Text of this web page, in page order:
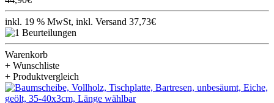
inkl. 19 % MwSt, inkl. Versand 37,73€
Warenkorb
+ Wunschliste
+ Produktvergleich